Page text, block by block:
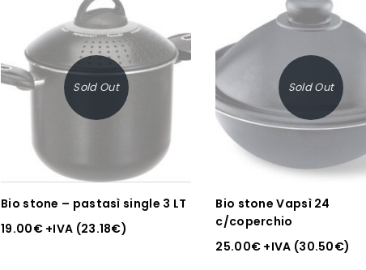
Sold Out
Bio stone – pastasì single 3 LT
19.00€+IVA (23.18€)
Sold Out
Bio stone Vapsì 24
c/coperchio
25.00€ +IVA (30.50€)